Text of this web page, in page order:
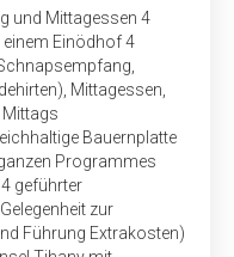
und Mittagessen 4
Einödhof 4
Mittagessen,
Bauern­platte
Programmes
geführter
zur
Führung Extrakosten)